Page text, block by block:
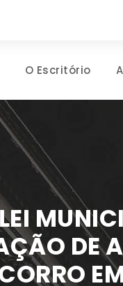
O Escritório
DE